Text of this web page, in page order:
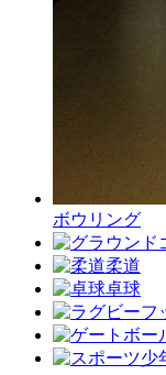
ボウリング
柔道
卓球